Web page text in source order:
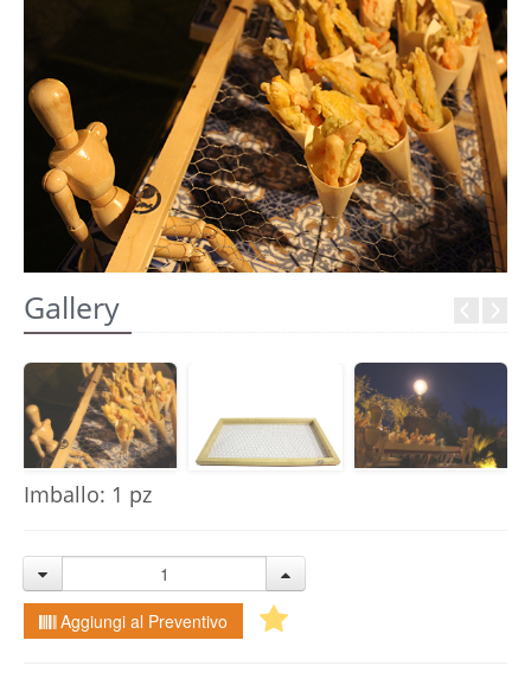
FAQ
LOGIN
REGISTRATI
Gallery
Imballo: 1 pz
Aggiungi al Preventivo